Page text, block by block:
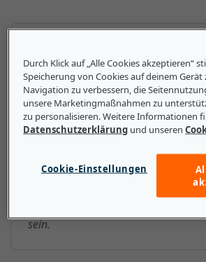
Unternehmen über
wissen
Beispielsweise könnte ein KMU das
erstklassige Hardware oder
ohne die Leistung des
eines großen Unternehmens
Das erstklassige Produkt eines KMU
sein.
Durch Klick auf „Alle Cookies akzeptieren“
Speicherung von Cookies auf deinem Gerät
Navigation zu verbessern, die
unsere Marketingmaßnahmen zu
zu personalisieren. Weitere Informationen
Datenschutzerklärung und unseren
Cookie-Einstellungen